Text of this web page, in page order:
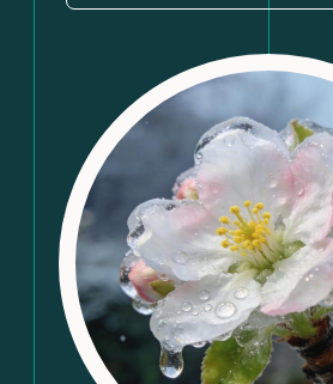
ДЛЯ ОТКРЫТОГО
СИСТЕМЫ КАПЕЛЬНОГО
ОРОШЕНИЯ ОТ «БАЗИС
ПОЛИВ» ИДЕАЛЬНО
ПОДХОДЯТ ДЛЯ:
плодовых садов;
виноградников;
полей с овощными культурами
(кукуруза, томаты и др.);
ягодных полей
пропашных культур.